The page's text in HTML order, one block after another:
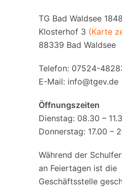
TG Bad Waldsee
Klosterhof 3 (Karte
88339 Bad Waldsee
Telefon: 07524-
E-Mail: info@tgev.de
Öffnungszeiten
Dienstag: 08.30 –
Donnerstag: 17.00 –
Während der
an Feiertagen ist die
Geschäftsstelle